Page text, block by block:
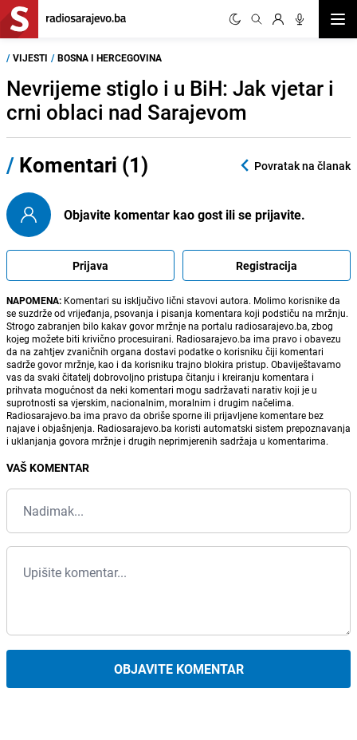
/ VIJESTI / BOSNA I HERCEGOVINA
Nevrijeme stiglo i u BiH: Jak vjetar i
crni oblaci nad Sarajevom
/ Komentari (1) Povratak na članak
Objavite komentar kao gost ili se prijavite.
Prijava Registracija
NAPOMENA: Komentari su isključivo lični stavovi autora. Molimo korisnike da
se suzdrže od vrijeđanja, psovanja i pisanja komentara koji podstiču na mržnju.
Strogo zabranjen bilo kakav govor mržnje na portalu radiosarajevo.ba, zbog
kojeg možete biti krivično procesuirani. Radiosarajevo.ba ima pravo i obavezu
da na zahtjev zvaničnih organa dostavi podatke o korisniku čiji komentari
sadrže govor mržnje, kao i da korisniku trajno blokira pristup. Obaviještavamo
vas da svaki čitatelj dobrovoljno pristupa čitanju i kreiranju komentara i
prihvata mogućnost da neki komentari mogu sadržavati narativ koji je u
suprotnosti sa vjerskim, nacionalnim, moralnim i drugim načelima.
Radiosarajevo.ba ima pravo da obriše sporne ili prijavljene komentare bez
najave i objašnjenja. Radiosarajevo.ba koristi automatski sistem prepoznavanja
i uklanjanja govora mržnje i drugih neprimjerenih sadržaja u komentarima.
VAŠ KOMENTAR
OBJAVITE KOMENTAR